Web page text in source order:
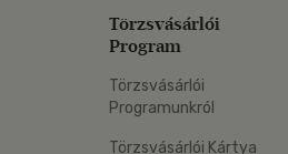
Törzsvásárlói
Program
Törzsvásárlói
Programunkról
Törzsvásárlói Kártya